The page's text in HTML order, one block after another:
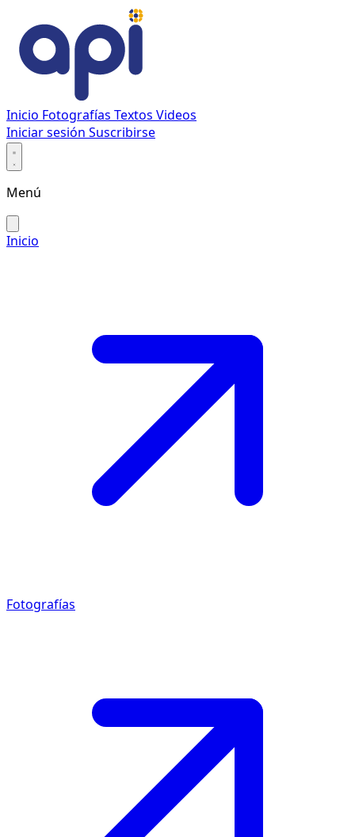
Inicio Fotografías Textos Videos
Iniciar sesión Suscribirse
Menú
Inicio
Fotografías